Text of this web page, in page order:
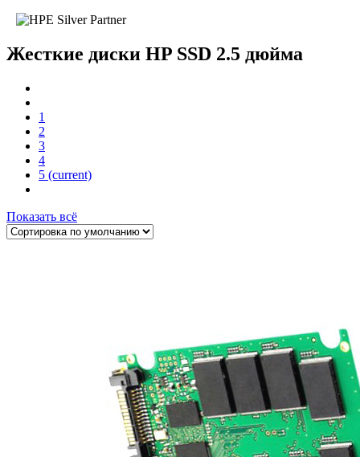
Жесткие диски HP SSD 2.5 дюйма
1
2
3
4
5 (current)
Показать всё